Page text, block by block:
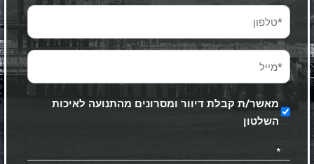
טלפון
מייל
מאשר/ת קבלת דיוור ומסרונים מהתנועה לאיכות
השלטון
*